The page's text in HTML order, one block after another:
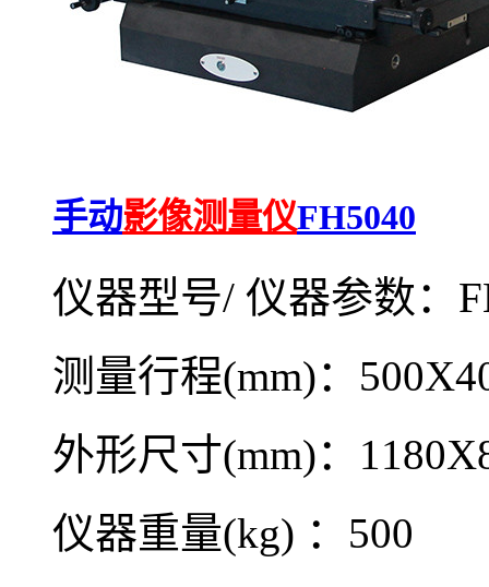
手动影像测量仪FH5040
仪器型号/ 仪器参数：
测量行程(mm)：
外形尺寸(mm)：
仪器重量(kg) ：500